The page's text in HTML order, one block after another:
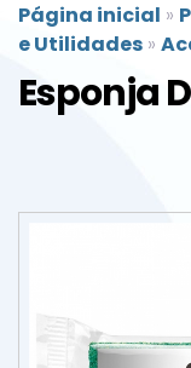
Página inicial »
e Utilidades »
Esponja